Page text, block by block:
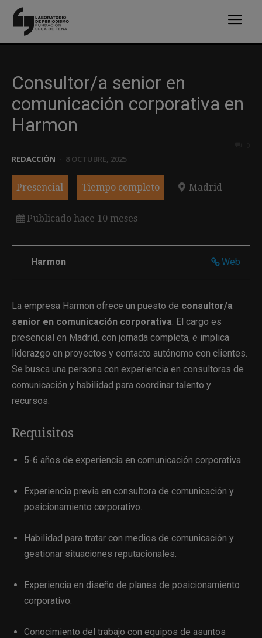
Consultor/a senior en
comunicación corporativa en
Harmon
REDACCIÓN 8 OCTUBRE, 2025
Presencial Tiempo completo Madrid
Publicado hace 10 meses
Web
Harmon
La empresa Harmon ofrece un puesto de consultor/a
senior en comunicación corporativa . El cargo es
presencial en Madrid, con jornada completa, e implica
liderazgo en proyectos y contacto autónomo con clientes.
Se busca una persona con experiencia en consultoras de
comunicación y habilidad para coordinar talento y
recursos.
Requisitos
5-6 años de experiencia en comunicación corporativa.
Experiencia previa en consultora de comunicación y
posicionamiento corporativo.
Habilidad para tratar con medios de comunicación y
gestionar situaciones reputacionales.
Experiencia en diseño de planes de posicionamiento
corporativo.
Conocimiento del trabajo con equipos de asuntos